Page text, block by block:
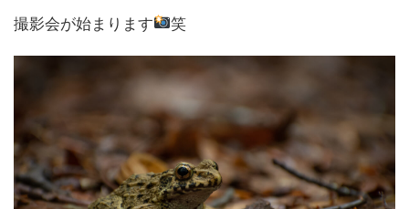
撮影会が始まります 笑